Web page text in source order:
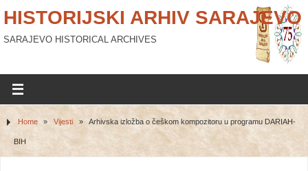
HISTORIJSKI ARHIV SARAJEVO
SARAJEVO HISTORICAL ARCHIVES
Home » Vijesti » Arhivska izložba o češkom kompozitoru u programu DARIAH-
BIH